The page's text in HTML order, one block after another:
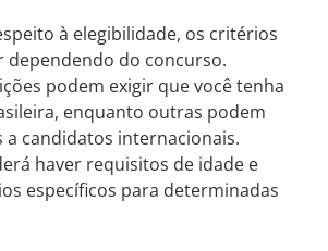
à elegibilidade, os critérios
dependendo do concurso.
podem exigir que você tenha
enquanto outras podem
a candidatos internacionais.
haver requisitos de idade e
específicos para determinadas